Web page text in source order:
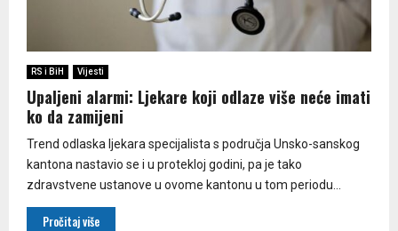
RS i BiH Vijesti
Upaljeni alarmi: Ljekare koji odlaze više neće imati
ko da zamijeni
Trend odlaska ljekara specijalista s područja Unsko-sanskog
kantona nastavio se i u protekloj godini, pa je tako
zdravstvene ustanove u ovome kantonu u tom periodu...
Pročitaj više